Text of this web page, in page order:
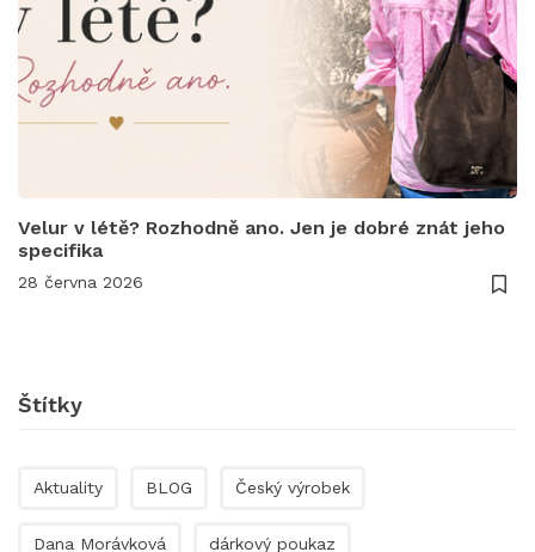
Velur v létě? Rozhodně ano. Jen je dobré znát jeho
specifika
28 června 2026
Štítky
Aktuality BLOG Český výrobek
Dana Morávková dárkový poukaz